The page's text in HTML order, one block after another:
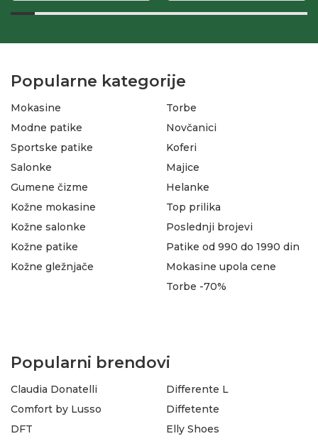
Popularne kategorije
Mokasine
Modne patike
Sportske patike
Salonke
Gumene čizme
Torbe
Novčanici
Koferi
Majice
Helanke
Kožne mokasine
Kožne salonke
Kožne patike
Kožne gležnjače
Top prilika
Poslednji brojevi
Patike od 990 do 1990 din
Mokasine upola cene
Torbe -70%
Popularni brendovi
Claudia Donatelli
Comfort by Lusso
DFT
Differente L
Diffetente
Elly Shoes